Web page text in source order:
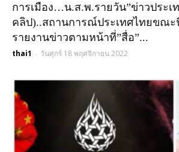
การเมือง…น.ส.พ.รายวัน”ข่าวประเ
คลิป)..สถานการณ์ประเทศไทยขณะ
รายงานข่าวตามหน้าที่”สื่อ”...
thai1 - วันศุกร์ 18 พฤศจิกายน 2022